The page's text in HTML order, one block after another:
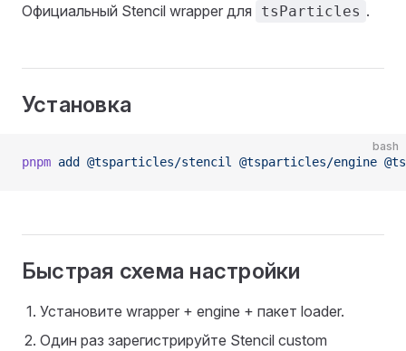
Официальный Stencil wrapper для tsParticles .
Установка
bash
pnpm add @tsparticles/stencil @tsparticles/engine
Быстрая схема настройки
Установите wrapper + engine + пакет loader.
Один раз зарегистрируйте Stencil custom